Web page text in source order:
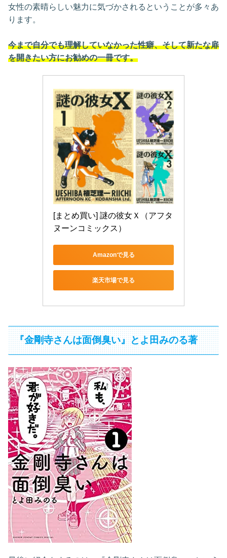
女性の素晴らしい魅力に気づかされるということが多々あ
ります。
今まで自分でも理解していなかった性癖、そして新たな扉
を開きたい方にお勧めの一冊です。
[まとめ買い] 謎の彼女Ｘ（アフタ
ヌーンコミックス）
Amazonで見る
楽天市場で見る
『金剛寺さんは面倒臭い』とよ田みのる著